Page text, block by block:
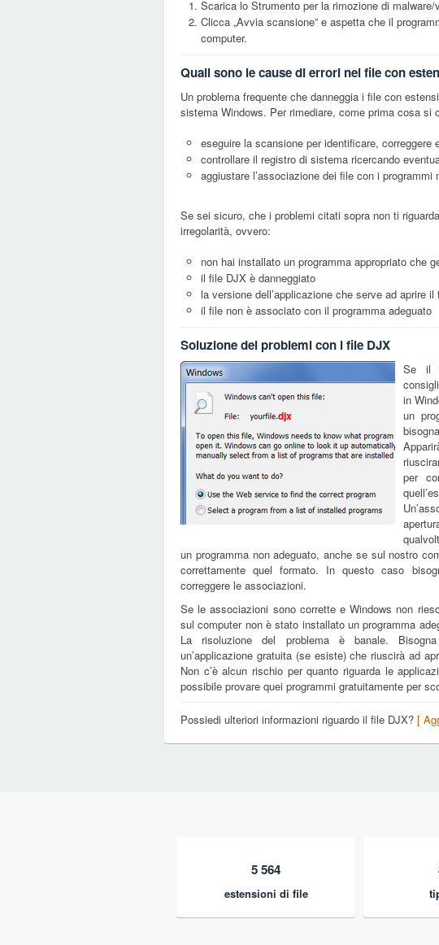
Scarica lo Strumento per la rimozione di
Clicca „Avvia scansione” e aspetta che il
computer.
Quali sono le cause di errori nei file con
Un problema frequente che danneggia i file con
sistema Windows. Per rimediare, come prima cosa si
eseguire la scansione per identificare, correggere
controllare il registro di sistema ricercando
aggiustare l’associazione dei file con i
Se sei sicuro, che i problemi citati sopra non ti
irregolarità, ovvero:
non hai installato un programma appropriato che
il file DJX è danneggiato
la versione dell’applicazione che serve ad aprire
il file non è associato con il programma adeguato
Soluzione dei problemi con i file DJX
djx
Se il
in
un
per
un programma non adeguato, anche se sul nostro
correttamente quel formato. In questo caso
correggere le associazioni.
Se le associazioni sono corrette e Windows non
sul computer non è stato installato un programma
La risoluzione del problema è banale.
un’applicazione gratuita (se esiste) che riuscirà ad
Non c’è alcun rischio per quanto riguarda le
possibile provare quei programmi gratuitamente per
Possiedi ulteriori informazioni riguardo il file DJX? [
5 564
estensioni di file